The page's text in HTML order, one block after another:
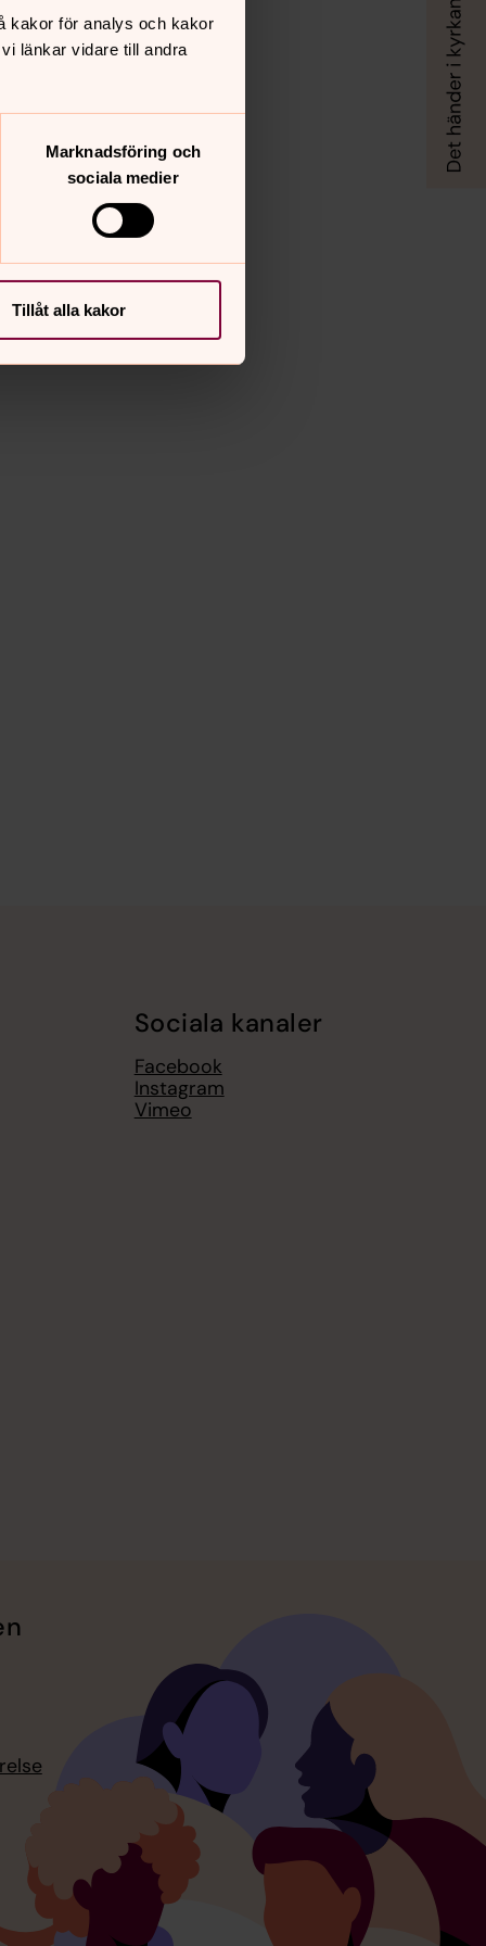
kakor för analys och kakor
länkar vidare till andra
Marknadsföring och
sociala medier
Tillåt alla kakor
Sociala kanaler
Facebook
Instagram
Vimeo